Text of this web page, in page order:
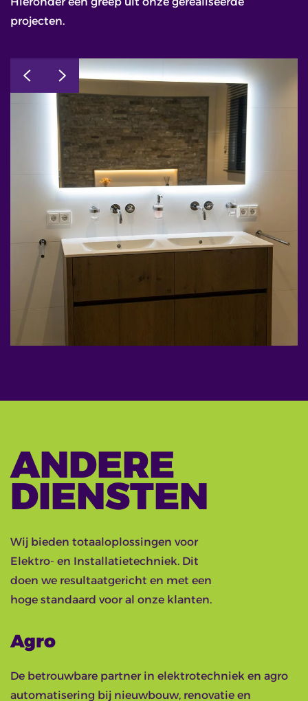
projecten.
ANDERE
DIENSTEN
Wij bieden totaaloplossingen voor
Elektro- en Installatietechniek. Dit
doen we resultaatgericht en met een
hoge standaard voor al onze klanten.
Agro
De betrouwbare partner in elektrotechniek en agro
automatisering bij nieuwbouw, renovatie en